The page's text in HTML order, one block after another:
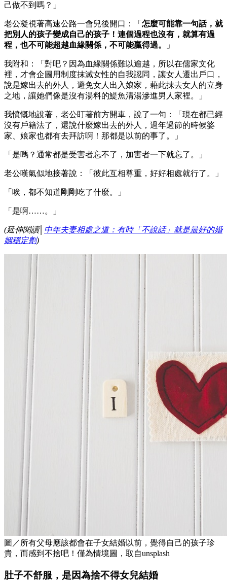
己做不到嗎？」
老公凝視著高速公路一會兒後開口：「 怎麼可能靠一句話，就
把別人的孩子變成自己的孩子！連個過程也沒有，就算有過
程，也不可能超越血緣關係，不可能贏得過。
」
我附和：「對吧？因為血緣關係難以逾越，所以在儒家文化
裡，才會企圖用制度抹滅女性的自我認同，讓女人遷出戶口，
說是嫁出去的外人，避免女人出入娘家，藉此抹去女人的立身
之地，讓她們像是沒有湯料的鯷魚清湯滲進男人家裡。」
我憤慨地說著，老公盯著前方開車，說了一句：「現在都已經
沒有戶籍法了，還說什麼嫁出去的外人，過年過節的時候婆
家、娘家也都有去拜訪啊！那都是以前的事了。」
「是嗎？通常都是受害者忘不了，加害者一下就忘了。」
老公嘆氣似地接著說：「彼此互相尊重，好好相處就行了。」
「唉，都不知道剛剛吃了什麼。」
「是啊……。」
(延伸閱讀│ 中年夫妻相處之道：有時「不說話」就是最好的婚
姻穩定劑)
圖／所有父母應該都會在子女結婚以前，覺得自己的孩子珍
貴，而感到不捨吧！僅為情境圖，取自unsplash
肚子不舒服，是因為捨不得女兒結婚